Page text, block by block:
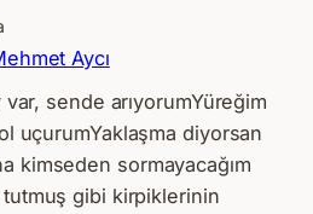
Aycı
sende arıyorumYüreğim
uçurumYaklaşma diyorsan
kimseden sormayacağım
gibi kirpiklerinin